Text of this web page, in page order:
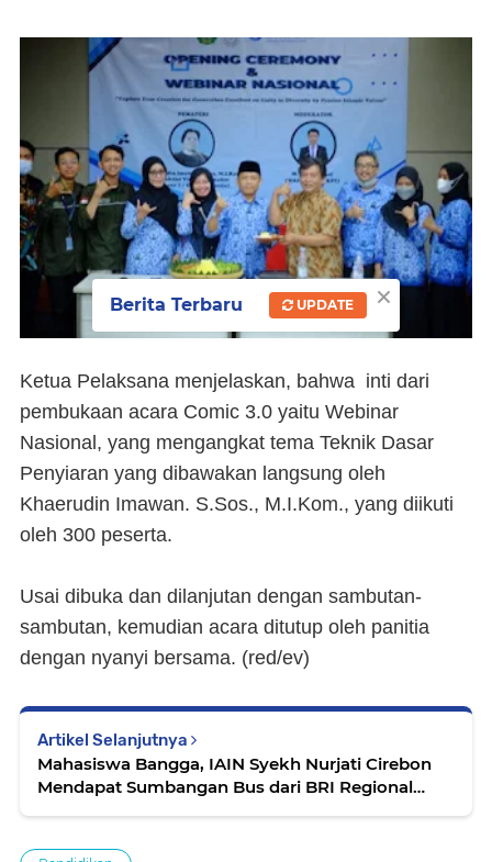
Ketua Pelaksana menjelaskan, bahwa inti dari
pembukaan acara Comic 3.0 yaitu Webinar
Nasional, yang mengangkat tema Teknik Dasar
Penyiaran yang dibawakan langsung oleh
Khaerudin Imawan. S.Sos., M.I.Kom., yang diikuti
oleh 300 peserta.
Usai dibuka dan dilanjutan dengan sambutan-
sambutan, kemudian acara ditutup oleh panitia
dengan nyanyi bersama. (red/ev)
Artikel Selanjutnya
Mahasiswa Bangga, IAIN Syekh Nurjati Cirebon
Mendapat Sumbangan Bus dari BRI Regional
×
Berita Terbaru UPDATE